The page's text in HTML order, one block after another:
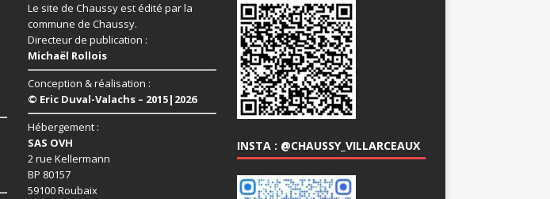
Le site de Chaussy est édité par la
commune de Chaussy.
Directeur de publication :
Michaël Rollois
Conception & réalisation :
© Eric Duval-Valachs – 2015|2026
Hébergement :
SAS OVH
2 rue Kellermann
BP 80157
59100 Roubaix
INSTA : @CHAUSSY_VILLARCEAUX